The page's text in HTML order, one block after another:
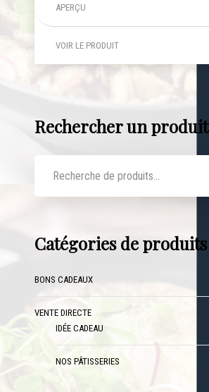
APERÇU
VOIR LE PRODUIT
Rechercher un produit
Catégories de produits
BONS CADEAUX
VENTE DIRECTE
IDÉE CADEAU
NOS PÂTISSERIES